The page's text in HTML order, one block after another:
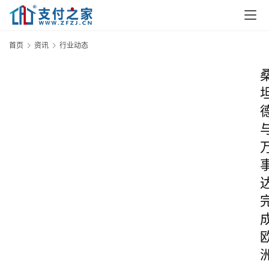
首页 资讯 行业动态